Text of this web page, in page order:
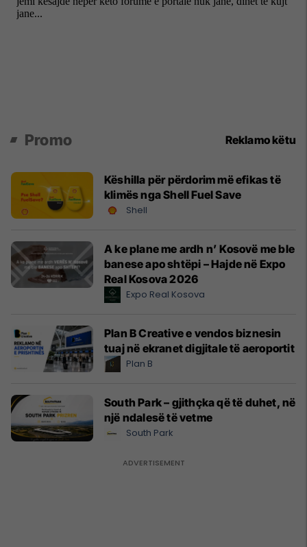
Promo Reklamo këtu
Këshilla për përdorim më efikas të
klimës nga Shell Fuel Save
Shell
A ke plane me ardh n’ Kosovë me ble
banese apo shtëpi – Hajde në Expo
Real Kosova 2026
Expo Real Kosova
Plan B Creative e vendos biznesin
tuaj në ekranet digjitale të aeroportit
Plan B
South Park – gjithçka që të duhet, në
një ndalesë të vetme
South Park